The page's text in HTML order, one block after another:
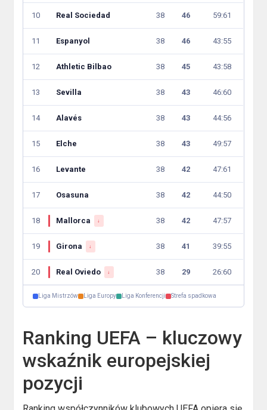
10 Real Sociedad 38 46 59:61
11 Espanyol 38 46 43:55
12 Athletic Bilbao 38 45 43:58
13 Sevilla 38 43 46:60
14 Alavés 38 43 44:56
15 Elche 38 43 49:57
16 Levante 38 42 47:61
17 Osasuna 38 42 44:50
18 Mallorca ↓ 38 42 47:57
19 Girona ↓ 38 41 39:55
20 Real Oviedo ↓ 38 29 26:60
Liga Mistrzów Liga Europy Liga Konferencji Strefa spadkowa
Ranking UEFA – kluczowy
wskaźnik europejskiej
pozycji